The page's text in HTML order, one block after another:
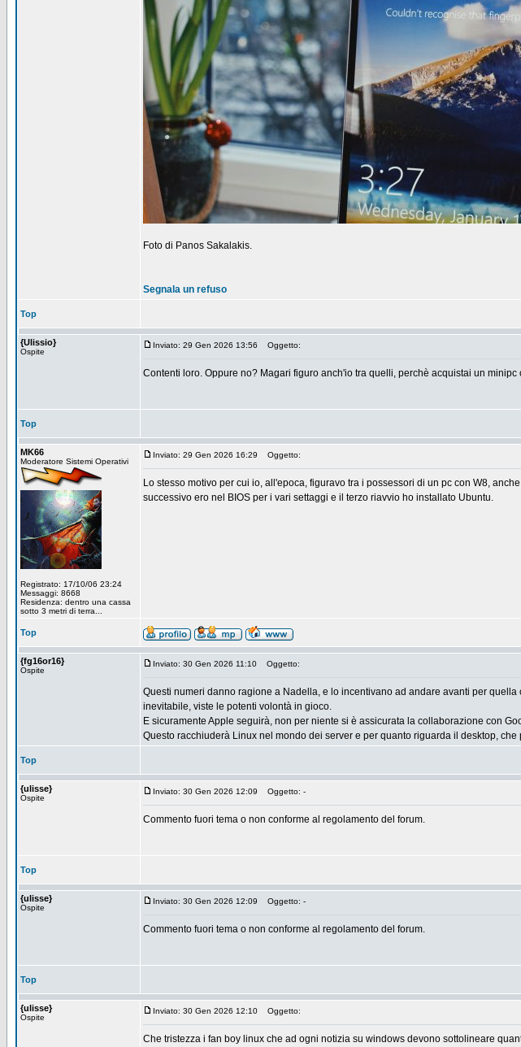
Foto di Panos Sakalakis.
Segnala un refuso
Top
{Ulissio}
Ospite
Inviato: 29 Gen 2026 13:56 Oggetto:
Contenti loro. Oppure no? Magari figuro anch'io tra quelli, perchè acquistai un
Top
MK66
Moderatore Sistemi Operativi
Registrato: 17/10/06 23:24
Messaggi: 8668
Residenza: dentro una cassa
sotto 3 metri di terra...
Inviato: 29 Gen 2026 16:29 Oggetto:
Lo stesso motivo per cui io, all'epoca, figuravo tra i possessori di un pc con W8,
successivo ero nel BIOS per i vari settaggi e il terzo riavvio ho installato Ubuntu.
Top
{fg16or16}
Ospite
Inviato: 30 Gen 2026 11:10 Oggetto:
Questi numeri danno ragione a Nadella, e lo incentivano ad andare avanti per
inevitabile, viste le potenti volontà in gioco.
E sicuramente Apple seguirà, non per niente si è assicurata la collaborazione con
Questo racchiuderà Linux nel mondo dei server e per quanto riguarda il desktop,
Top
{ulisse}
Ospite
Inviato: 30 Gen 2026 12:09 Oggetto: -
Commento fuori tema o non conforme al regolamento del forum.
Top
{ulisse}
Ospite
Inviato: 30 Gen 2026 12:09 Oggetto: -
Commento fuori tema o non conforme al regolamento del forum.
Top
{ulisse}
Ospite
Inviato: 30 Gen 2026 12:10 Oggetto:
Che tristezza i fan boy linux che ad ogni notizia su windows devono sottolineare